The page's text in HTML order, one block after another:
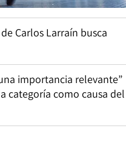
Carlos Larraín busca
importancia relevante”
categoría como causa del